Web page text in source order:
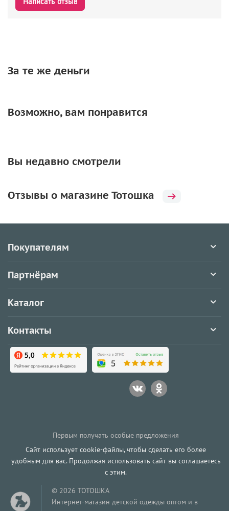
За те же деньги
Возможно, вам понравится
Вы недавно смотрели
Отзывы о магазине Тотошка
Покупателям
Партнёрам
Каталог
Контакты
Первым получать особые предложения
Сайт использует cookie-файлы, чтобы сделать его более
удобным для вас. Продолжая использовать сайт вы соглашаетесь
с этим.
© 2026 ТОТОШКА
Интернет-магазин детской одежды оптом и в